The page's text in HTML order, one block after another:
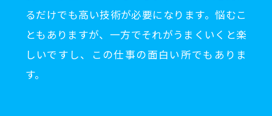
るだけでも高い技術が必要になります。悩むこ
ともありますが、一方でそれがうまくいくと楽
しいですし、この仕事の面白い所でもありま
す。